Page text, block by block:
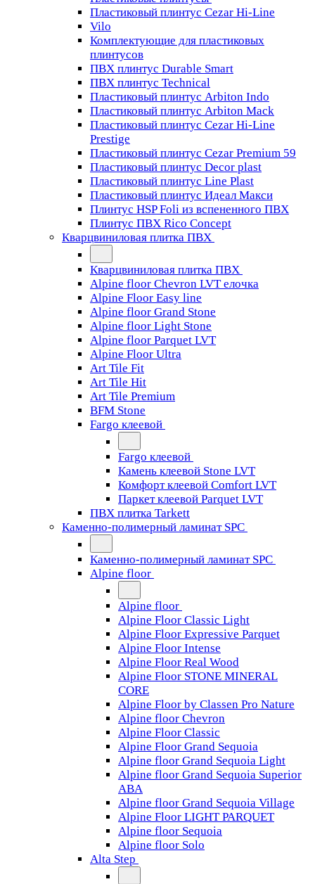
Пластиковый плинтус Cezar Hi-Line
Vilo
Комплектующие для пластиковых
плинтусов
ПВХ плинтус Durable Smart
ПВХ плинтус Technical
Пластиковый плинтус Arbiton Indo
Пластиковый плинтус Arbiton Mack
Пластиковый плинтус Cezar Hi-Line
Prestige
Пластиковый плинтус Cezar Premium 59
Пластиковый плинтус Decor plast
Пластиковый плинтус Line Plast
Пластиковый плинтус Идеал Макси
Плинтус HSP Foli из вспененного ПВХ
Плинтус ПВХ Rico Concept
Кварцвиниловая плитка ПВХ
Кварцвиниловая плитка ПВХ
Alpine floor Chevron LVT елочка
Alpine Floor Easy line
Alpine floor Grand Stone
Alpine floor Light Stone
Alpine floor Parquet LVT
Alpine Floor Ultra
Art Tile Fit
Art Tile Hit
Art Tile Premium
BFM Stone
Fargo клеевой
Fargo клеевой
Камень клеевой Stone LVT
Комфорт клеевой Comfort LVT
Паркет клеевой Parquet LVT
ПВХ плитка Tarkett
Каменно-полимерный ламинат SPC
Каменно-полимерный ламинат SPC
Alpine floor
Alpine floor
Alpine Floor Classic Light
Alpine Floor Expressive Parquet
Alpine Floor Intense
Alpine Floor Real Wood
Alpine Floor STONE MINERAL
CORE
Alpine Floor by Classen Pro Nature
Alpine floor Chevron
Alpine Floor Classic
Alpine Floor Grand Sequoia
Alpine floor Grand Sequoia Light
Alpine floor Grand Sequoia Superior
ABA
Alpine floor Grand Sequoia Village
Alpine Floor LIGHT PARQUET
Alpine floor Sequoia
Alpine floor Solo
Alta Step